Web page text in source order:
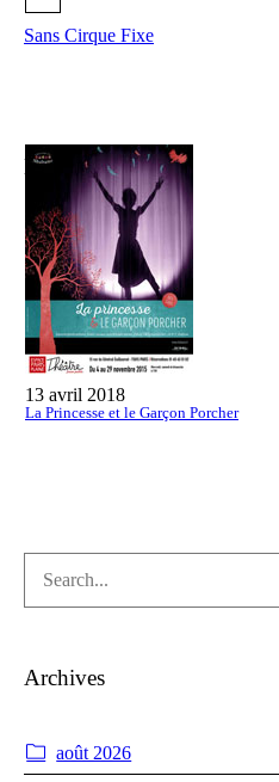
Sans Cirque Fixe
More projects
13 avril 2018
La Princesse et le Garçon Porcher
Archives
août 2026